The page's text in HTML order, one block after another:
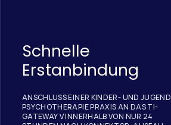
Schnelle
Erstanbindung
ANSCHLUSS EINER KINDER- UND JUGEND
PSYCHOTHERAPIE PRAXIS AN DAS TI-
GATEWAY V INNERHALB VON NUR 24